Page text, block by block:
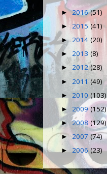
►2016(51)
► 2015 (41)
►2014 (20)
► 2013 (8)
► 2012(28)
► 2011 (49)
► 2010 (103)
► 2009(152)
►2008 (129)
►2007 (74)
►2006(23)